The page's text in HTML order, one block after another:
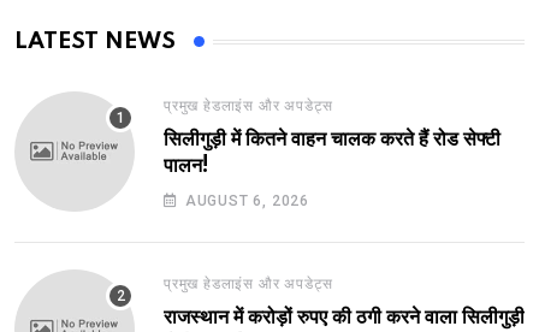
LATEST NEWS
प्रमुख हेडलाइंस और अपडेट्स
सिलीगुड़ी में कितने वाहन चालक करते हैं रोड सेफ्टी
पालन!
AUGUST 6, 2026
प्रमुख हेडलाइंस और अपडेट्स
राजस्थान में करोड़ों रुपए की ठगी करने वाला सिलीगुड़ी